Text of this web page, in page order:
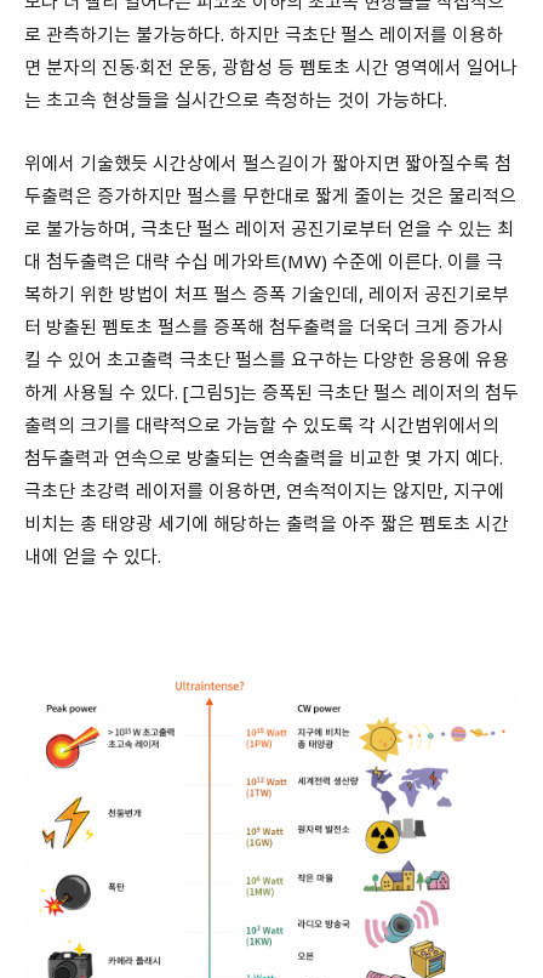
로 관측하기는 불가능하다. 하지만 극초단 펄스 레이저를 이용하
면 분자의 진동·회전 운동, 광합성 등 펨토초 시간 영역에서 일어나
는 초고속 현상들을 실시간으로 측정하는 것이 가능하다.
위에서 기술했듯 시간상에서 펄스길이가 짧아지면 짧아질수록 첨
두출력은 증가하지만 펄스를 무한대로 짧게 줄이는 것은 물리적으
로 불가능하며, 극초단 펄스 레이저 공진기로부터 얻을 수 있는 최
대 첨두출력은 대략 수십 메가와트(MW) 수준에 이른다. 이를 극
복하기 위한 방법이 처프 펄스 증폭 기술인데, 레이저 공진기로부
터 방출된 펨토초 펄스를 증폭해 첨두출력을 더욱더 크게 증가시
킬 수 있어 초고출력 극초단 펄스를 요구하는 다양한 응용에 유용
하게 사용될 수 있다. [그림5]는 증폭된 극초단 펄스 레이저의 첨두
출력의 크기를 대략적으로 가늠할 수 있도록 각 시간범위에서의
첨두출력과 연속으로 방출되는 연속출력을 비교한 몇 가지 예다.
극초단 초강력 레이저를 이용하면, 연속적이지는 않지만, 지구에
비치는 총 태양광 세기에 해당하는 출력을 아주 짧은 펨토초 시간
내에 얻을 수 있다.